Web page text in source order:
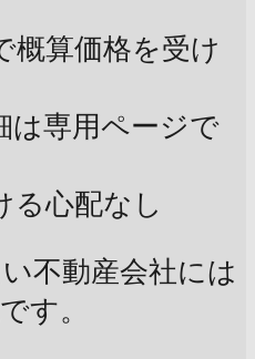
概算価格を受け
は専用ページで
る心配なし
不動産会社には
す。